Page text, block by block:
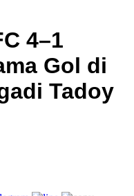
4–1
Gol di
Tadoy